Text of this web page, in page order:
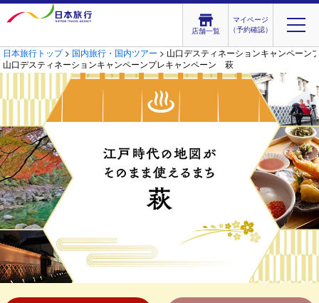
店舗一覧
マイページ
（予約確認）
日本旅行トップ> 国内旅行・国内ツアー > 山口デスティネーションキャンペー
山口デスティネーションキャンペーンプレキャンペーン 萩